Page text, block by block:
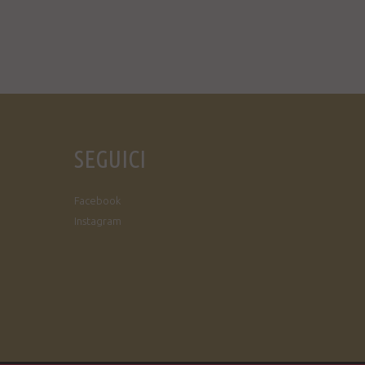
SEGUICI
Facebook
Instagram